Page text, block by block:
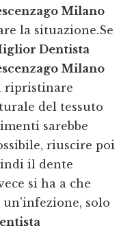
Milano
la situazione.Se
Dentista
Milano
ripristinare
del tessuto
sarebbe
riuscire poi
il dente
si ha a che
solo